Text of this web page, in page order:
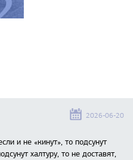
2026-06-20
и не «кинут», то подсунут
халтуру, то не доставят,